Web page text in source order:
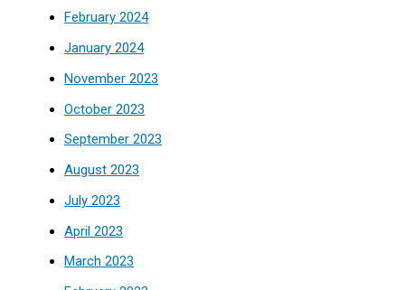
February 2024
January 2024
November 2023
October 2023
September 2023
August 2023
July 2023
April 2023
March 2023